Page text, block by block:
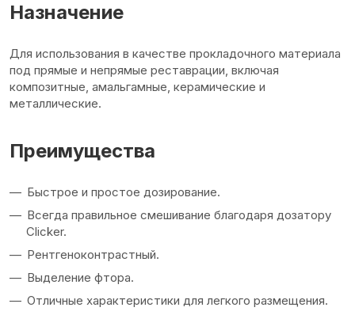
Назначение
Для использования в качестве прокладочного материала
под прямые и непрямые реставрации, включая
композитные, амальгамные, керамические и
металлические.
Преимущества
Быстрое и простое дозирование.
Всегда правильное смешивание благодаря дозатору
Clicker.
Рентгеноконтрастный.
Выделение фтора.
Отличные характеристики для легкого размещения.